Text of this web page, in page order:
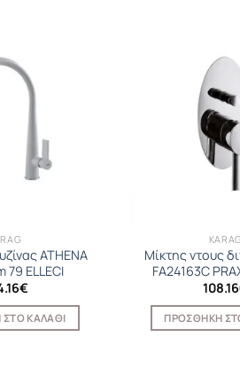
ATHENA
79 ELLECI
€
ΚΑΛΆΘΙ
Μίκτης ντους
FA24163C
108.16
ΠΡΟΣΘΉΚΗ